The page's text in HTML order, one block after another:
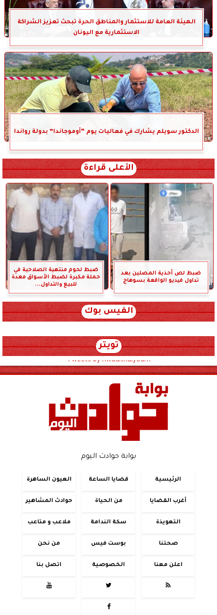
الهيئة العامة للاستثمار والمناطق الحرة تبحث تعزيز الشراكة
الاستثمارية مع اليونان
الدكتور سويلم يشارك في فعاليات يوم “أوموجاندا” بدولة رواندا
الأعلى قراءة
ضبط لص أحذية المصلين بعد
تداول فيديو الواقعة بسوهاج
ضبط لحوم منتهية الصلاحية في
حملة مكبرة لضبط الأسواق معدة
للبيع والتداول...
الفيس بوك
تويتر
Tweets by hwadithalyoum
بوابة حوادث اليوم
الرئيسية قضايا الساعة العيون الساهرة
أغرب القضايا من الحياة حوادث المشاهير
التعويذة سكة الندامة ملاعب و متاعب
صحتنا بوست فيس من نحن
اعلن معنا الخصوصية اتصل بنا



